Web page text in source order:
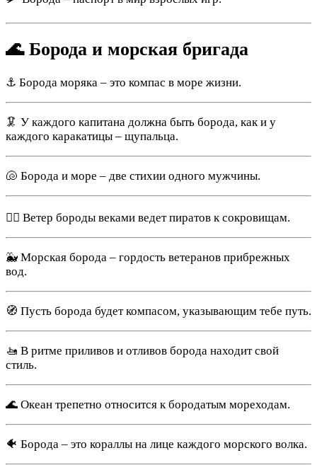
🌊 Борода и морская бригада
⚓ Борода моряка – это компас в море жизни.
🦑 У каждого капитана должна быть борода, как и у
каждого каракатицы – щупальца.
🐚 Борода и море – две стихии одного мужчины.
🏴‍☠️ Ветер бороды веками ведет пиратов к сокровищам.
🐳 Морская борода – гордость ветеранов прибрежных
вод.
🧭 Пусть борода будет компасом, указывающим тебе путь.
🚤 В ритме приливов и отливов борода находит свой
стиль.
🌊 Океан трепетно относится к бородатым мореходам.
🐠 Борода – это кораллы на лице каждого морского волка.